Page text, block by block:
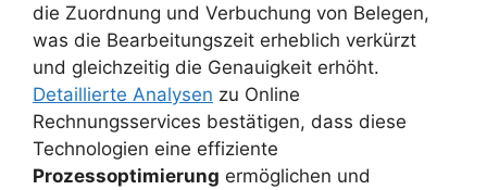
die Zuordnung und Verbuchung von Belegen,
was die Bearbeitungszeit erheblich verkürzt
und gleichzeitig die Genauigkeit erhöht.
Detaillierte Analysen zu Online
Rechnungsservices bestätigen, dass diese
Technologien eine effiziente
Prozessoptimierung ermöglichen und